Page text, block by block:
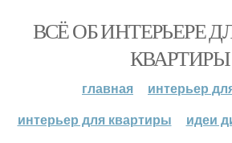
ВСЁ ОБ ИНТЕРЬЕРЕ
КВАРТИРЫ
главная
интерьер
интерьер для квартиры
идеи